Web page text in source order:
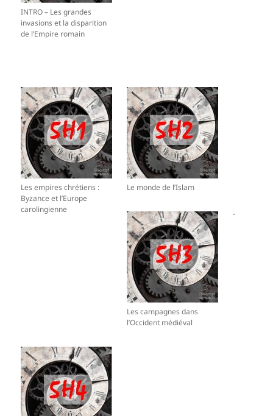
INTRO – Les grandes
invasions et la disparition
de l’Empire romain
Les empires chrétiens :
Byzance et l’Europe
carolingienne
Le monde de l’Islam
Les campagnes dans
l’Occident médiéval